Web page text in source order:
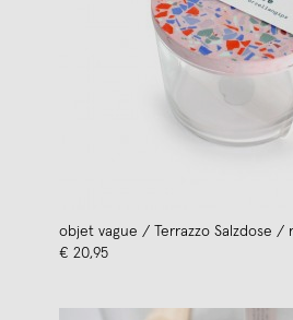
objet vague / Terrazzo Salzdose /
€ 20,95